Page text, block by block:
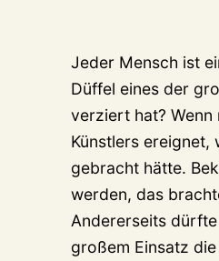
Jeder Mensch ist
Düffel eines der
verziert hat?
Künstlers ereignet,
gebracht hätte.
werden, das
Andererseits
großem Einsatz